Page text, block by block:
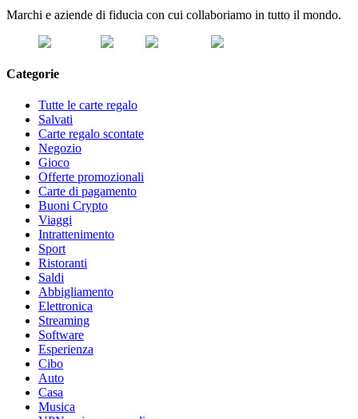
Marchi e aziende di fiducia con cui collaboriamo in tutto il mondo.
Categorie
Tutte le carte regalo
Salvati
Carte regalo scontate
Negozio
Gioco
Offerte promozionali
Carte di pagamento
Buoni Crypto
Viaggi
Intrattenimento
Sport
Ristoranti
Saldi
Abbigliamento
Elettronica
Streaming
Software
Esperienza
Cibo
Auto
Casa
Musica